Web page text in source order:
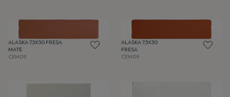
ALASKA 7,5X30 FRESA
MATE
CEM09
ALASKA 7,5X30
FRESA
CEM09